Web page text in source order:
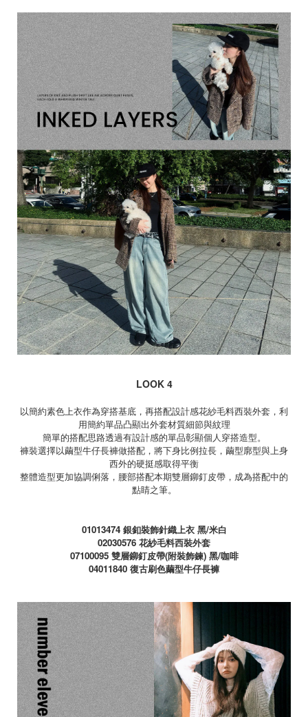
LOOK 4
以簡約素色上衣作為穿搭基底，再搭配設計感花紗毛料西裝外套，利
用簡約單品凸顯出外套材質細節與紋理
簡單的搭配思路透過有設計感的單品彰顯個人穿搭造型。
褲裝選擇以繭型牛仔長褲做搭配，將下身比例拉長，繭型廓型與上身
西外的硬挺感取得平衡
整體造型更加協調俐落，腰部搭配本期雙層鉚釘皮帶，成為搭配中的
點睛之筆。
01013474 銀釦裝飾針織上衣 黑/米白
02030576 花紗毛料西裝外套
07100095 雙層鉚釘皮帶(附裝飾鍊) 黑/咖啡
04011840 復古刷色繭型牛仔長褲